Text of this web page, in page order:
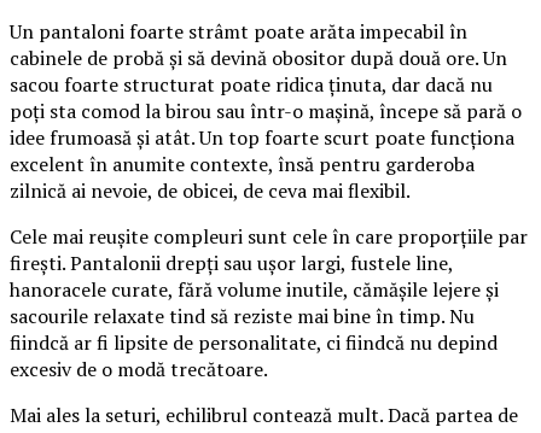
Un pantaloni foarte strâmt poate arăta impecabil în
cabinele de probă și să devină obositor după două ore. Un
sacou foarte structurat poate ridica ținuta, dar dacă nu
poți sta comod la birou sau într-o mașină, începe să pară o
idee frumoasă și atât. Un top foarte scurt poate funcționa
excelent în anumite contexte, însă pentru garderoba
zilnică ai nevoie, de obicei, de ceva mai flexibil.
Cele mai reușite compleuri sunt cele în care proporțiile par
firești. Pantalonii drepți sau ușor largi, fustele line,
hanoracele curate, fără volume inutile, cămășile lejere și
sacourile relaxate tind să reziste mai bine în timp. Nu
fiindcă ar fi lipsite de personalitate, ci fiindcă nu depind
excesiv de o modă trecătoare.
Mai ales la seturi, echilibrul contează mult. Dacă partea de